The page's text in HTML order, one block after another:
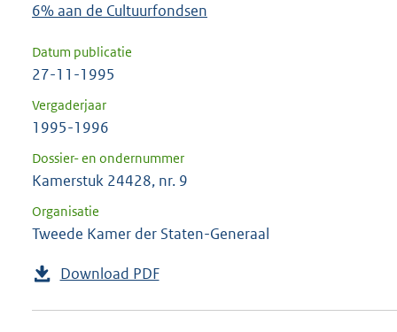
6% aan de Cultuurfondsen
Datum publicatie
27-11-1995
Vergaderjaar
1995-1996
Dossier- en ondernummer
Kamerstuk 24428, nr. 9
Organisatie
Tweede Kamer der Staten-Generaal
Download PDF